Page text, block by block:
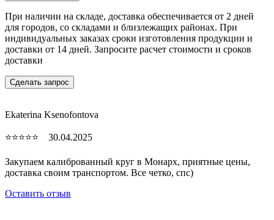
При наличии на складе, доставка обеспечивается от 2 дней
для городов, со складами и близлежащих районах. При
индивидуальных заказах сроки изготовления продукции и
доставки от 14 дней. Запросите расчет стоимости и сроков
доставки
Сделать запрос
Ekaterina Ksenofontova
⭐⭐⭐⭐⭐ 30.04.2025
Закупаем калиброванный круг в Монарх, приятные цены,
доставка своим транспортом. Все четко, спc)
Оставить отзыв